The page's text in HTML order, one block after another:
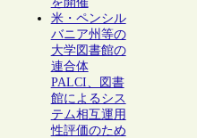
米・ペンシル
バニア州等の
大学図書館の
連合体
PALCI、図書
館によるシス
テム相互運用
性評価のため